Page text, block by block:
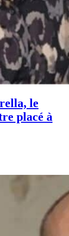
le
placé à